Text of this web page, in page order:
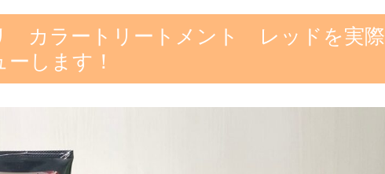
カラートリートメント レッドを実際
します！